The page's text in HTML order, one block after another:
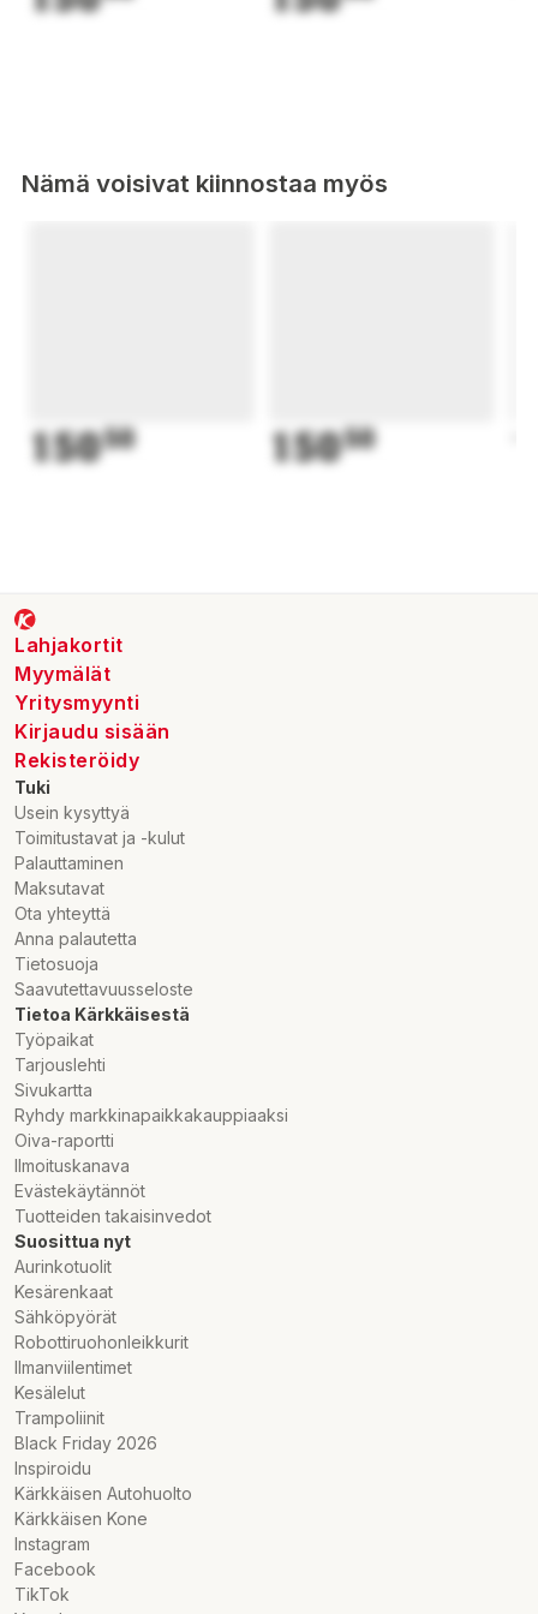
Nämä voisivat kiinnostaa myös
15050 15050
Lahjakortit
Myymälät
Yritysmyynti
Kirjaudu sisään
Rekisteröidy
Tuki
Usein kysyttyä
Toimitustavat ja -kulut
Palauttaminen
Maksutavat
Ota yhteyttä
Anna palautetta
Tietosuoja
Saavutettavuusseloste
Tietoa Kärkkäisestä
Työpaikat
Tarjouslehti
Sivukartta
Ryhdy markkinapaikkakauppiaaksi
Oiva-raportti
Ilmoituskanava
Evästekäytännöt
Tuotteiden takaisinvedot
Suosittua nyt
Aurinkotuolit
Kesärenkaat
Sähköpyörät
Robottiruohonleikkurit
Ilmanviilentimet
Kesälelut
Trampoliinit
Black Friday 2026
Inspiroidu
Kärkkäisen Autohuolto
Kärkkäisen Kone
Instagram
Facebook
TikTok